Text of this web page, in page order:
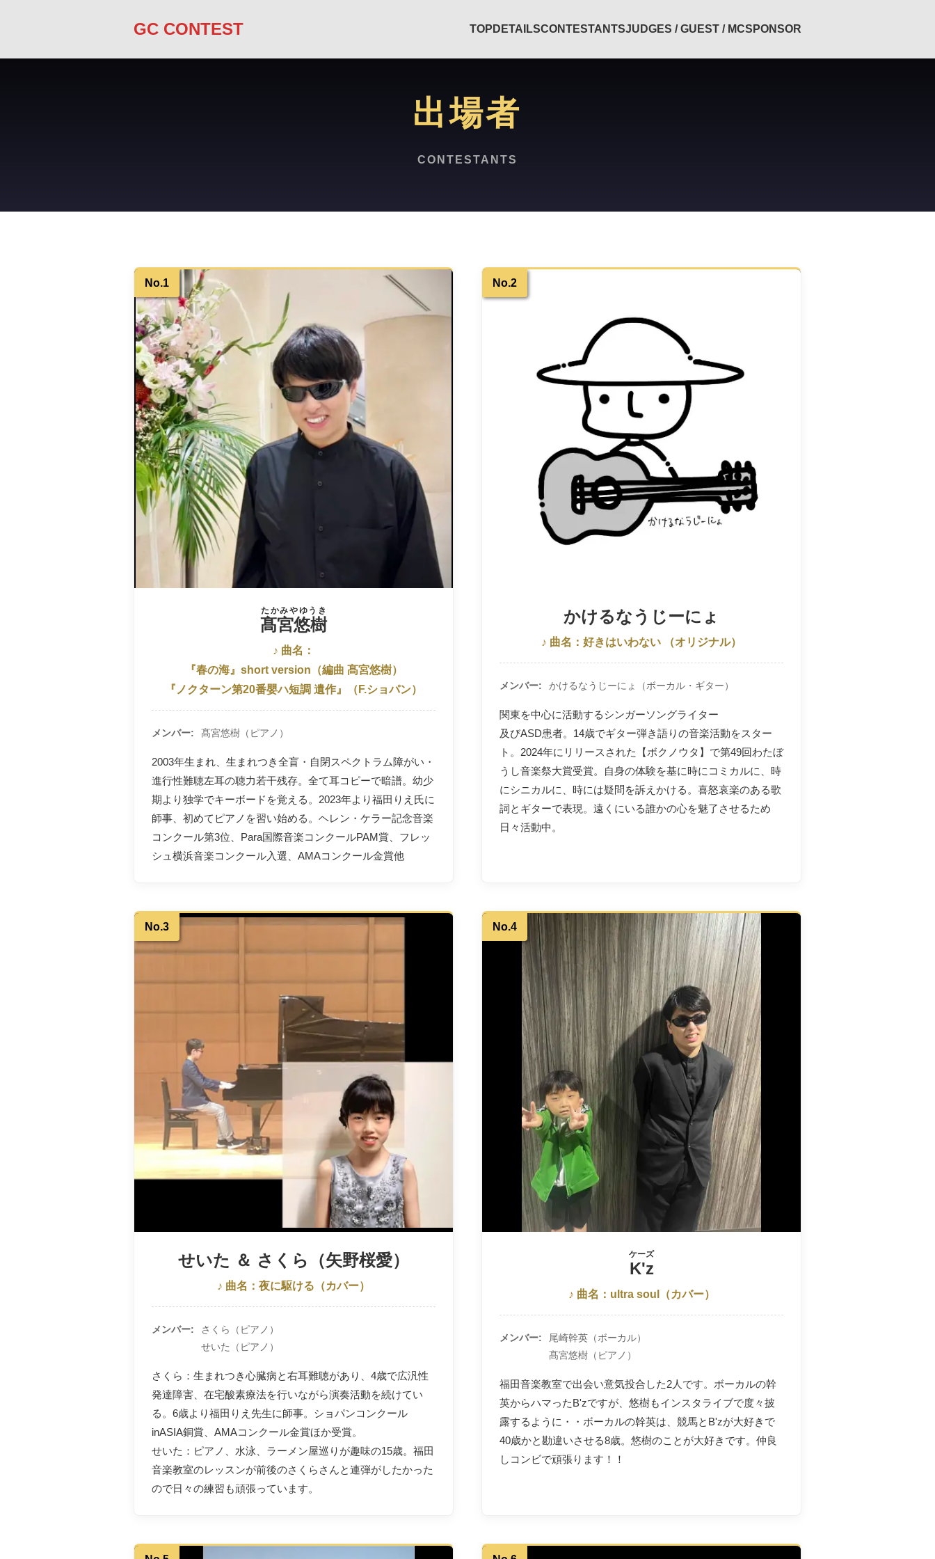
GC CONTEST TOP DETAILSCONTESTANTSJUDGES / GUEST / MCSPONSOR
出場者
CONTESTANTS
No.1
髙宮悠樹
たかみやゆうき
♪ 曲名：
『春の海』short version （編曲 髙宮悠樹）
『ノクターン第20番嬰ハ短調 遺作』
（F.ショパン）
メンバー 髙宮悠樹（ピアノ）
2003年生まれ、生まれつき全盲・自閉スペクトラム障がい・
進行性難聴左耳の聴力若干残存。全て耳コピーで暗譜。幼少
期より独学でキーボードを覚える。2023年より福田りえ氏に
師事、初めてピアノを習い始める。ヘレン・ケラー記念音楽
コンクール第3位、Para国際音楽コンクールPAM賞、フレッ
シュ横浜音楽コンクール入選、AMAコンクール金賞他
No.2
かけるなうじーにょ
♪ 曲名：好きはいわない （オリジナル）
メンバー かけるなうじーにょ （ボーカル・ギター）
関東を中心に活動するシンガーソングライター
及びASD患者。14歳でギター弾き語りの音楽活動をスター
ト。2024年にリリースされた【ボクノウタ】で第49回わたぼ
うし音楽祭大賞受賞。自身の体験を基に時にコミカルに、時
にシニカルに、時には疑問を訴えかける。喜怒哀楽のある歌
詞とギターで表現。遠くにいる誰かの心を魅了させるため
日々活動中。
No.3
せいた ＆ さくら（矢野桜愛）
♪ 曲名：夜に駆ける （カバー）
メンバー
さくら（ピアノ）
せいた（ピアノ）
さくら：生まれつき心臓病と右耳難聴があり、4歳で広汎性
発達障害、在宅酸素療法を行いながら演奏活動を続けてい
る。6歳より福田りえ先生に師事。ショパンコンクール
inASIA銅賞、AMAコンクール金賞ほか受賞。
せいた：ピアノ、水泳、ラーメン屋巡りが趣味の15歳。福田
音楽教室のレッスンが前後のさくらさんと連弾がしたかった
ので日々の練習も頑張っています。
No.4
K'z
ケーズ
♪ 曲名：ultra soul （カバー）
メンバー
尾崎幹英（ボーカル）
髙宮悠樹（ピアノ）
福田音楽教室で出会い意気投合した2人です。ボーカルの幹
英からハマったB'zですが、悠樹もインスタライブで度々披
露するように・・ボーカルの幹英は、競馬とB'zが大好きで
40歳かと勘違いさせる8歳。悠樹のことが大好きです。仲良
しコンビで頑張ります！！